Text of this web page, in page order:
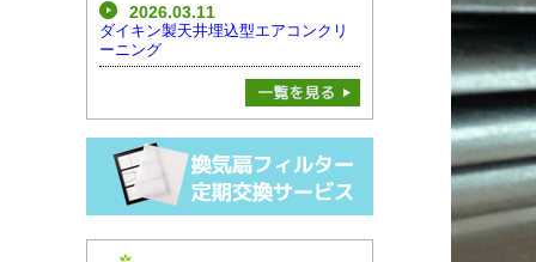
2026.03.11
ダイキン製天井埋込型エアコンクリ
ーニング